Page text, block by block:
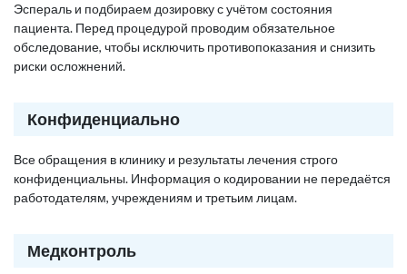
Эспераль и подбираем дозировку с учётом состояния
пациента. Перед процедурой проводим обязательное
обследование, чтобы исключить противопоказания и снизить
риски осложнений.
Конфиденциально
Все обращения в клинику и результаты лечения строго
конфиденциальны. Информация о кодировании не передаётся
работодателям, учреждениям и третьим лицам.
Медконтроль